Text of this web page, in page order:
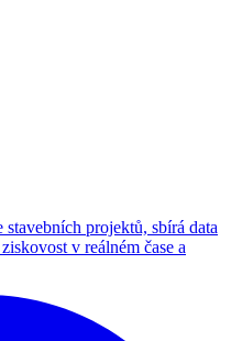
projektů, sbírá data
v reálném čase a